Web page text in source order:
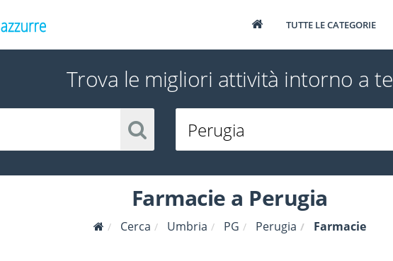
TUTTE LE CATEGORIE
Trova le migliori attività intorno a te
Farmacie a Perugia
Cerca Umbria PG Perugia Farmacie